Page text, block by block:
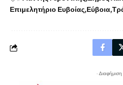
Επιμελητήριο Ευβοίας Εύβοια
- Διαφήμιση